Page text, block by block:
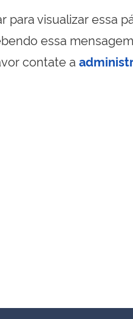
para visualizar essa
essa mensagem
contate a